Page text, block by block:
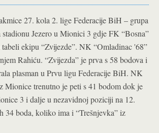
27. kola 2. lige Federacije BiH – grupa
stadionu Jezero u Mionici 3 gdje FK “Bosna”
ekipu “Zvijezde”. NK “Omladinac '68”
Rahiću. “Zvijezda” je prva s 58 bodova i
plasman u Prvu ligu Federacije BiH. NK
Mionice trenutno je peti s 41 bodom dok je
3 i dalje u nezavidnoj poziciji na 12.
34 boda, koliko ima i “Trešnjevka” iz